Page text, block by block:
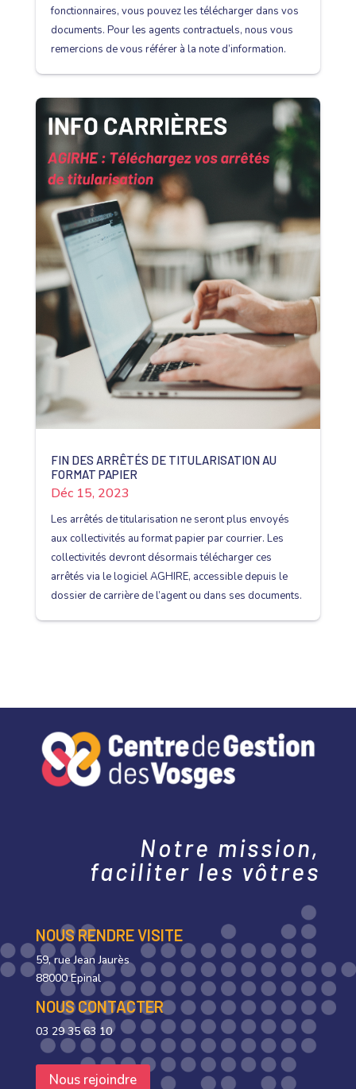
fonctionnaires, vous pouvez les télécharger dans vos
documents. Pour les agents contractuels, nous vous
remercions de vous référer à la note d’information.
FIN DES ARRÊTÉS DE TITULARISATION AU
FORMAT PAPIER
Déc 15, 2023
Les arrêtés de titularisation ne seront plus envoyés
aux collectivités au format papier par courrier. Les
collectivités devront désormais télécharger ces
arrêtés via le logiciel AGHIRE, accessible depuis le
dossier de carrière de l’agent ou dans ses documents.
Notre mission,
faciliter les vôtres
NOUS RENDRE VISITE
59, rue Jean Jaurès
88000 Epinal
NOUS CONTACTER
03 29 35 63 10
Nous rejoindre